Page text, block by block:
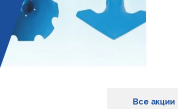
Все акции